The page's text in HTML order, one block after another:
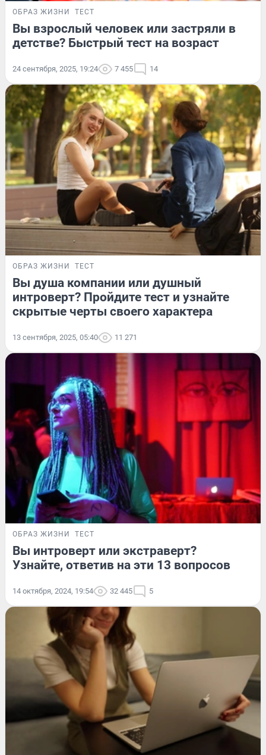
ОБРАЗ ЖИЗНИ ТЕСТ
Вы взрослый человек или застряли в
детстве? Быстрый тест на возраст
24 сентября, 2025, 19:24 7 455 14
ОБРАЗ ЖИЗНИ ТЕСТ
Вы душа компании или душный
интроверт? Пройдите тест и узнайте
скрытые черты своего характера
13 сентября, 2025, 05:40 11 271
ОБРАЗ ЖИЗНИ ТЕСТ
Вы интроверт или экстраверт?
Узнайте, ответив на эти 13 вопросов
14 октября, 2024, 19:54 32 445 5